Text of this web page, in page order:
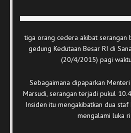
tiga orang cedera akibat serangan
gedung Kedutaan Besar RI di
(20/4/2015) pagi
Sebagaimana dipaparkan
Marsudi, serangan terjadi pukul
Insiden itu mengakibatkan dua staf
mengalami luka